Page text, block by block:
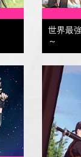
世界最
～